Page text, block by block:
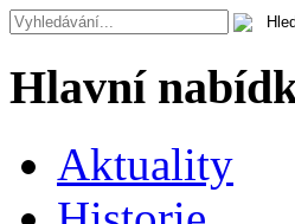
Hlavní
Aktuality